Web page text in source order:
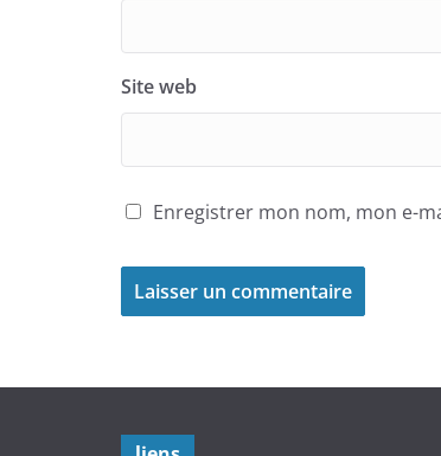
Site web
Enregistrer mon nom, mon e-